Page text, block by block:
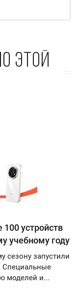
этой
устройств
учебному году
сезону запустили
Специальные
моделей и...